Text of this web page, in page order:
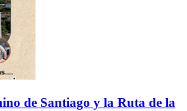
de Santiago y la Ruta de la